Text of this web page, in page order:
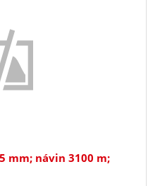
mm; návin 3100 m;